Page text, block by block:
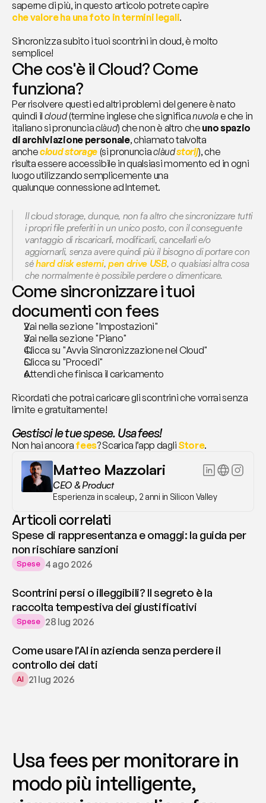
che valore ha una foto in termini legali.
Sincronizza subito i tuoi scontrini in cloud, è molto
semplice!
Che cos'è il Cloud? Come
funziona?
Per risolvere questi ed altri problemi del genere è nato
quindi il cloud (termine inglese che significa nuvola e che in
italiano si pronuncia clàud) che non è altro che uno spazio
di archiviazione personale, chiamato talvolta
anche cloud storage (si pronuncia clàud storij), che
risulta essere accessibile in qualsiasi momento ed in ogni
luogo utilizzando semplicemente una
qualunque connessione ad Internet.
Il cloud storage, dunque, non fa altro che sincronizzare tutti
i propri file preferiti in un unico posto, con il conseguente
vantaggio di riscaricarli, modificarli, cancellarli e/o
aggiornarli, senza avere quindi più il bisogno di portare con
sé hard disk esterni, pen drive USB, o qualsiasi altra cosa
che normalmente è possibile perdere o dimenticare.
Come sincronizzare i tuoi
documenti con fees
Vai nella sezione "Impostazioni"
Vai nella sezione "Piano"
Clicca su "Avvia Sincronizzazione nel Cloud"
Clicca su "Procedi"
Attendi che finisca il caricamento
Ricordati che potrai caricare gli scontrini che vorrai senza
limite e gratuitamente!
Gestisci le tue spese. Usa fees!
Non hai ancora fees? Scarica l’app dagli Store.
Matteo Mazzolari
CEO & Product
Esperienza in scaleup, 2 anni in Silicon Valley
Articoli correlati
Spese di rappresentanza e omaggi: la guida per
non rischiare sanzioni
Spese 4 ago 2026
Scontrini persi o illeggibili? Il segreto è la
raccolta tempestiva dei giustificativi
Spese 28 lug 2026
Come usare l’AI in azienda senza perdere il
controllo dei dati
AI 21 lug 2026
Usa fees per monitorare in
modo più intelligente,